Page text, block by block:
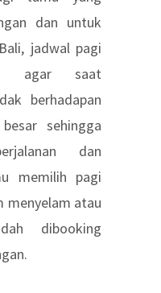
dan untuk
jadwal pagi
agar saat
berhadapan
sehingga
dan
memilih pagi
menyelam atau
dibooking